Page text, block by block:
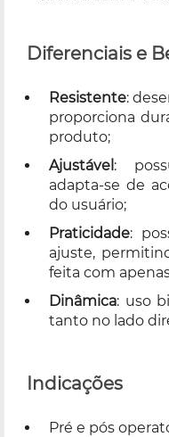
Diferenciais e
Resistente:
proporciona
produto;
Ajustável :
adapta-se de
do usuário;
Praticidade:
ajuste,
feita com
Dinâmica: uso
tanto no lado
Indicações
Pré e pós